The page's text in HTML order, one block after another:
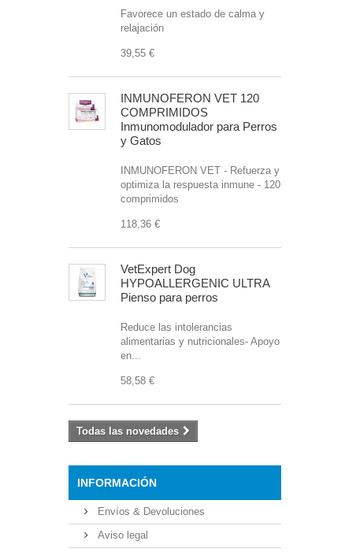
Favorece un estado de calma y
relajación
39,55 €
INMUNOFERON VET 120
COMPRIMIDOS
Inmunomodulador para Perros
y Gatos
INMUNOFERON VET - Refuerza y
optimiza la respuesta inmune - 120
comprimidos
118,36 €
VetExpert Dog
HYPOALLERGENIC ULTRA
Pienso para perros
Reduce las intolerancias
alimentarias y nutricionales- Apoyo
en...
58,58 €
Todas las novedades
INFORMACIÓN
Envíos & Devoluciones
Aviso legal